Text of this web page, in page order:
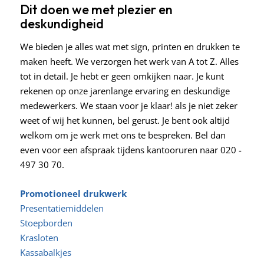
Dit doen we met plezier en
deskundigheid
We bieden je alles wat met sign, printen en drukken te
maken heeft. We verzorgen het werk van A tot Z. Alles
tot in detail. Je hebt er geen omkijken naar. Je kunt
rekenen op onze jarenlange ervaring en deskundige
medewerkers. We staan voor je klaar! als je niet zeker
weet of wij het kunnen, bel gerust. Je bent ook altijd
welkom om je werk met ons te bespreken. Bel dan
even voor een afspraak tijdens kantooruren naar 020 -
497 30 70.
Promotioneel drukwerk
Presentatiemiddelen
Stoepborden
Krasloten
Kassabalkjes